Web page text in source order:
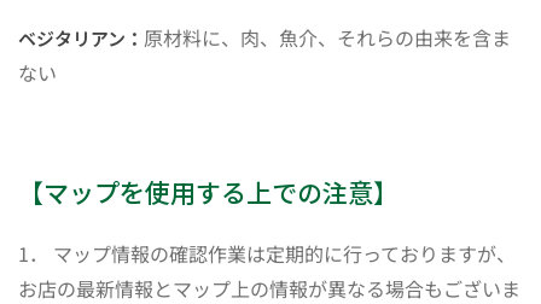
ベジタリアン： 原材料に、肉、魚介、それらの由来を含ま
ない
【マップを使用する上での注意】
1． マップ情報の確認作業は定期的に行っておりますが、
お店の最新情報とマップ上の情報が異なる場合もございま